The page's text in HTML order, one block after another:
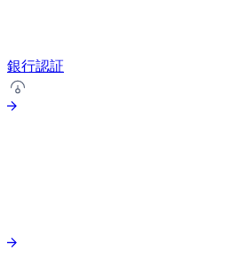
銀行認証